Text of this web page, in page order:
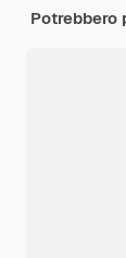
Potrebbero